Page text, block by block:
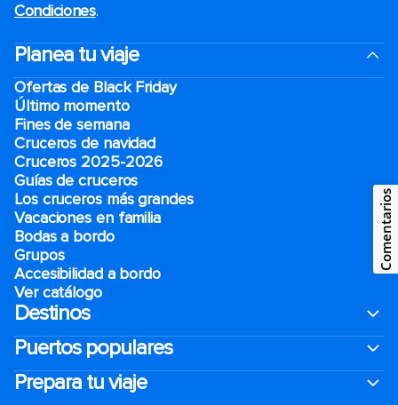
Condiciones.
Planea tu viaje
Ofertas de Black Friday
Último momento
Fines de semana
Cruceros de navidad
Cruceros 2025-2026
Guías de cruceros
Los cruceros más grandes
Vacaciones en familia
Bodas a bordo
Grupos
Accesibilidad a bordo
Ver catálogo
Destinos
Puertos populares
Prepara tu viaje
Comentarios